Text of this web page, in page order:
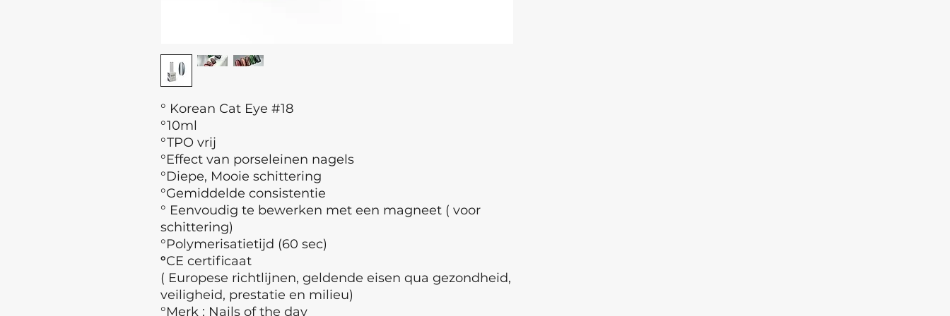
° Korean Cat Eye #18
°10ml
°TPO vrij
°Effect van porseleinen nagels
°Diepe, Mooie schittering
°Gemiddelde consistentie
° Eenvoudig te bewerken met een magneet ( voor
schittering)
°Polymerisatietijd (60 sec)
°CE certificaat
( Europese richtlijnen, geldende eisen qua gezondheid,
veiligheid, prestatie en milieu)
°Merk : Nails of the day